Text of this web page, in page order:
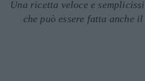
Una ricetta veloce e
che può essere fatta anche